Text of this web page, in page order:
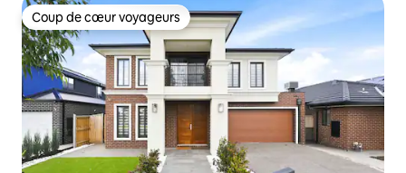
Coup de cœur voyageurs
Coup de cœur voyageurs